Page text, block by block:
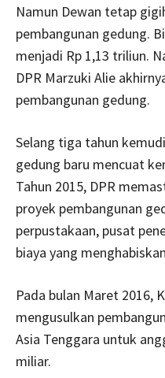
Namun Dewan tetap
pembangunan gedung.
menjadi Rp 1,13 triliun.
DPR Marzuki Alie
pembangunan gedung.
Selang tiga tahun
gedung baru mencuat
Tahun 2015, DPR
proyek pembangunan
perpustakaan, pusat
biaya yang
Pada bulan Maret 2016,
mengusulkan
Asia Tenggara untuk
miliar.